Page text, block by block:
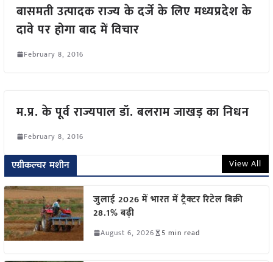
बासमती उत्पादक राज्य के दर्जे के लिए मध्यप्रदेश के
दावे पर होगा बाद में विचार
February 8, 2016
म.प्र. के पूर्व राज्यपाल डॉ. बलराम जाखड़ का निधन
February 8, 2016
एग्रीकल्चर मशीन View All
जुलाई 2026 में भारत में ट्रैक्टर रिटेल बिक्री
28.1% बढ़ी
August 6, 2026 5 min read